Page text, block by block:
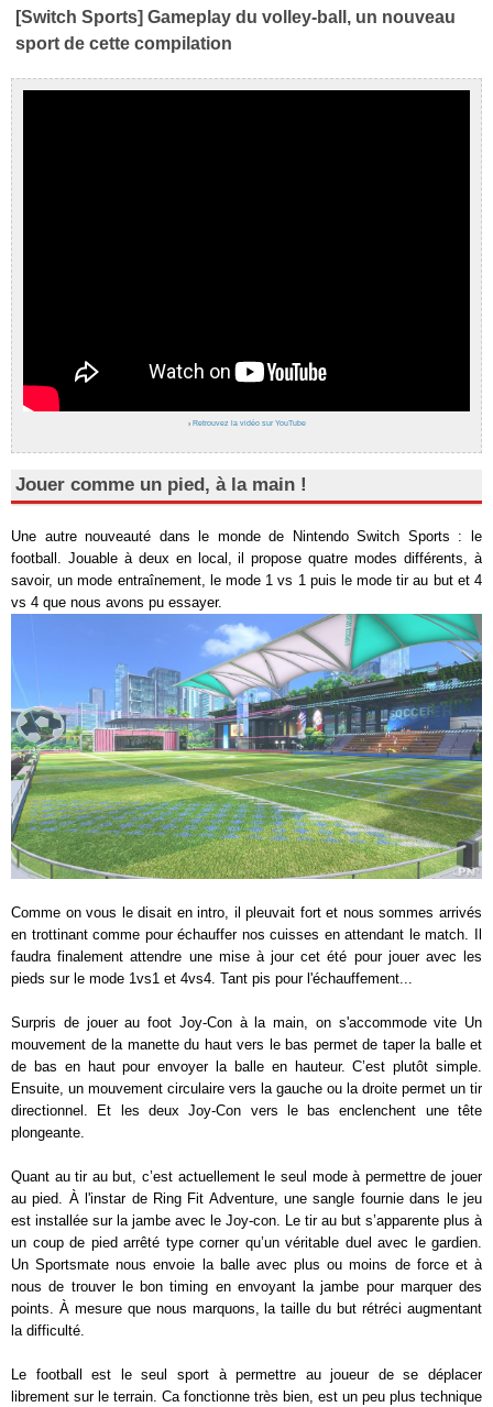
[Switch Sports] Gameplay du volley-ball, un nouveau
sport de cette compilation
› Retrouvez la vidéo sur YouTube
Jouer comme un pied, à la main !
Une autre nouveauté dans le monde de Nintendo Switch Sports : le
football. Jouable à deux en local, il propose quatre modes différents, à
savoir, un mode entraînement, le mode 1 vs 1 puis le mode tir au but et 4
vs 4 que nous avons pu essayer.
Comme on vous le disait en intro, il pleuvait fort et nous sommes arrivés
en trottinant comme pour échauffer nos cuisses en attendant le match. Il
faudra finalement attendre une mise à jour cet été pour jouer avec les
pieds sur le mode 1vs1 et 4vs4. Tant pis pour l'échauffement...
Surpris de jouer au foot Joy-Con à la main, on s'accommode vite Un
mouvement de la manette du haut vers le bas permet de taper la balle et
de bas en haut pour envoyer la balle en hauteur. C’est plutôt simple.
Ensuite, un mouvement circulaire vers la gauche ou la droite permet un tir
directionnel. Et les deux Joy-Con vers le bas enclenchent une tête
plongeante.
Quant au tir au but, c’est actuellement le seul mode à permettre de jouer
au pied. À l'instar de Ring Fit Adventure, une sangle fournie dans le jeu
est installée sur la jambe avec le Joy-con. Le tir au but s’apparente plus à
un coup de pied arrêté type corner qu’un véritable duel avec le gardien.
Un Sportsmate nous envoie la balle avec plus ou moins de force et à
nous de trouver le bon timing en envoyant la jambe pour marquer des
points. À mesure que nous marquons, la taille du but rétréci augmentant
la difficulté.
Le footballest le seul sport à permettre au joueur de se déplacer
librement sur le terrain. Ca fonctionne très bien, est un peu plus technique